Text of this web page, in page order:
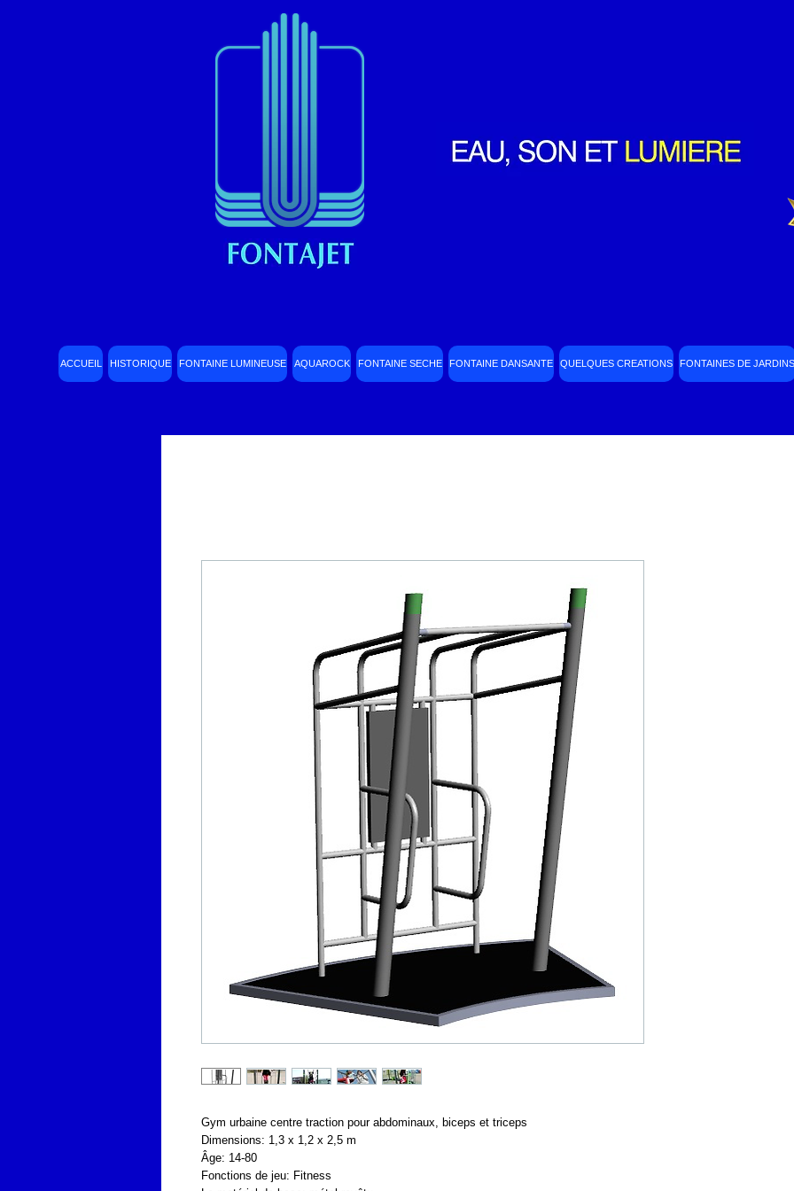
ACCUEIL HISTORIQUE FONTAINE LUMINEUSE AQUAROCK FONTAINE SECHE FONTAINE DANSANTE QUELQUES CREATIONS FONTAINES DE JARDINS
Gym urbaine centre traction pour abdominaux, biceps et triceps
Dimensions: 1,3 x 1,2 x 2,5 m
Âge: 14-80
Fonctions de jeu: Fitness